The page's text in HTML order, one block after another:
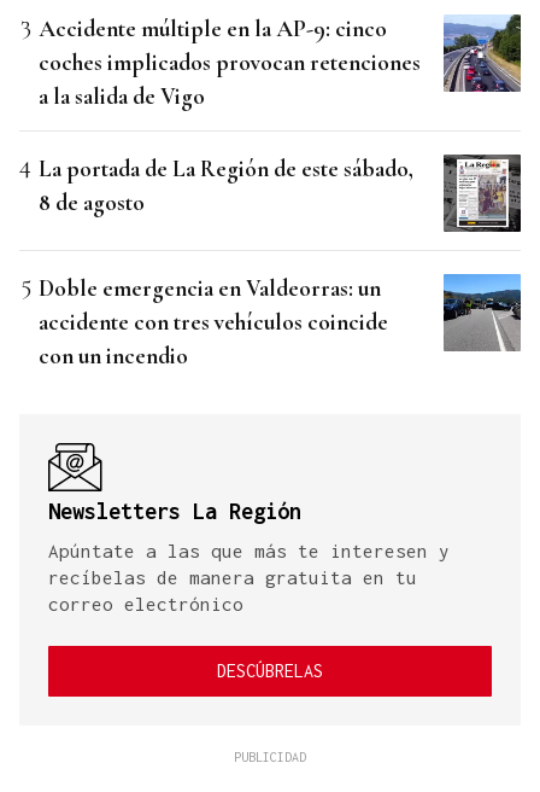
Accidente múltiple en la AP-9: cinco
coches implicados provocan retenciones
a la salida de Vigo
La portada de La Región de este sábado,
8 de agosto
Doble emergencia en Valdeorras: un
accidente con tres vehículos coincide
con un incendio
Newsletters La Región
Apúntate a las que más te interesen y
recíbelas de manera gratuita en tu
correo electrónico
DESCÚBRELAS